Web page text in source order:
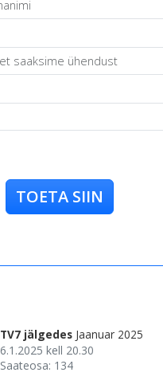
TOETA SIIN
TV7 jälgedes Jaanuar 2025
6.1.2025 kell 20.30
Saateosa: 134